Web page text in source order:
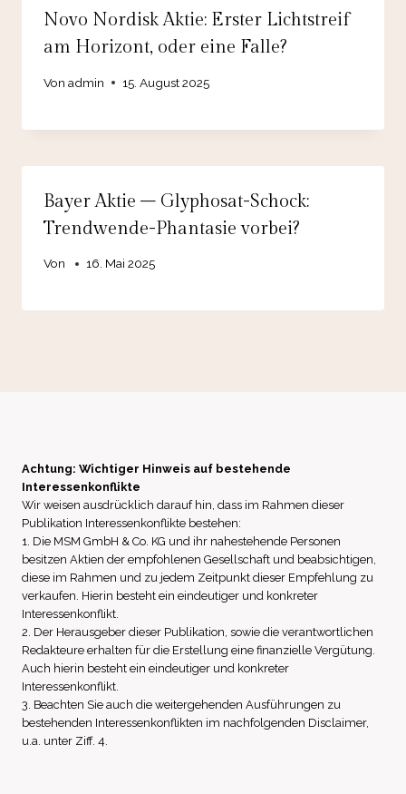
Novo Nordisk Aktie: Erster Lichtstreif
am Horizont, oder eine Falle?
Von admin 15. August 2025
Bayer Aktie – Glyphosat-Schock:
Trendwende-Phantasie vorbei?
Von 16. Mai 2025
Achtung: Wichtiger Hinweis auf bestehende
Interessenkonflikte
Wir weisen ausdrücklich darauf hin, dass im Rahmen dieser
Publikation Interessenkonflikte bestehen:
1. Die MSM GmbH & Co. KG und ihr nahestehende Personen
besitzen Aktien der empfohlenen Gesellschaft und beabsichtigen,
diese im Rahmen und zu jedem Zeitpunkt dieser Empfehlung zu
verkaufen. Hierin besteht ein eindeutiger und konkreter
Interessenkonflikt.
2. Der Herausgeber dieser Publikation, sowie die verantwortlichen
Redakteure erhalten für die Erstellung eine finanzielle Vergütung.
Auch hierin besteht ein eindeutiger und konkreter
Interessenkonflikt.
3. Beachten Sie auch die weitergehenden Ausführungen zu
bestehenden Interessenkonflikten im nachfolgenden Disclaimer,
u.a. unter Ziff. 4.